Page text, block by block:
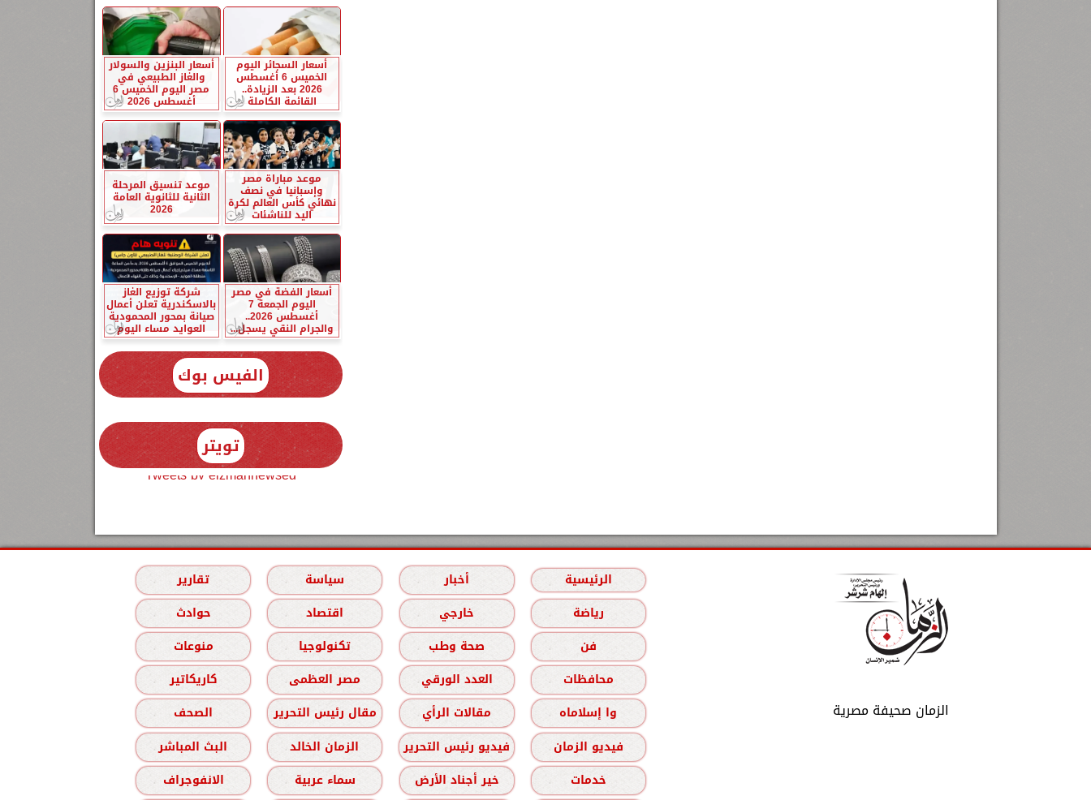
أسعار السجائر اليوم
الخميس 6 أغسطس
2026 بعد الزيادة..
القائمة الكاملة
أسعار البنزين والسولار
والغاز الطبيعي في
مصر اليوم الخميس 6
أغسطس 2026
موعد مباراة مصر
وإسبانيا في نصف
نهائي كأس العالم لكرة
اليد للناشئات
موعد تنسيق المرحلة
الثانية للثانوية العامة
2026
أسعار الفضة في مصر
اليوم الجمعة 7
أغسطس 2026..
والجرام النقي يسجل...
شركة توزيع الغاز
بالاسكندرية تعلن أعمال
صيانة بمحور المحمودية
العوايد مساء اليوم
الفيس بوك
تويتر
Tweets by elzmannewseg
الزمان صحيفة مصرية
الرئيسية أخبار سياسة
تقارير
رياضة
خارجي اقتصاد
حوادث
فن
صحة وطب تكنولوجيا
منوعات
محافظات
العدد الورقي مصر العظمى
كاريكاتير
وا إسلاماه
مقالات الرأي مقال رئيس التحرير
الصحف
فيديو الزمان
فيديو رئيس التحرير الزمان الخالد
البث المباشر
خدمات
خير أجناد الأرض سماء عربية الانفوجراف